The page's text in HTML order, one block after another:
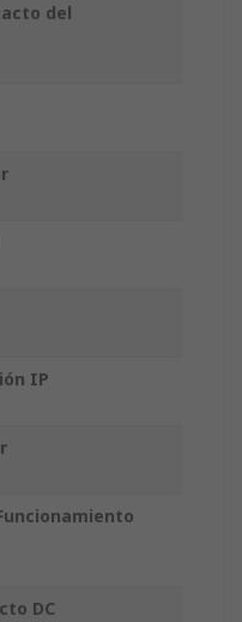
del
IP
DC